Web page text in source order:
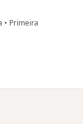
• Primeira